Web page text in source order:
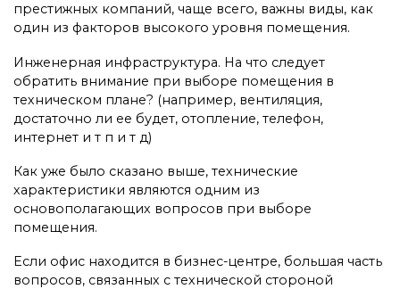
престижных компаний, чаще всего, важны виды, как
один из факторов высокого уровня помещения.
Инженерная инфраструктура. На что следует
обратить внимание при выборе помещения в
техническом плане? (например, вентиляция,
достаточно ли ее будет, отопление, телефон,
интернет и т п и т д)
Как уже было сказано выше, технические
характеристики являются одним из
основополагающих вопросов при выборе
помещения.
Если офис находится в бизнес-центре, большая часть
вопросов, связанных с технической стороной